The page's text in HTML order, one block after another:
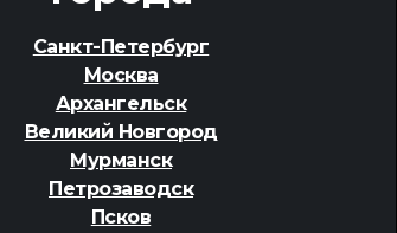
Санкт-Петербург
Москва
Архангельск
Великий Новгород
Мурманск
Петрозаводск
Псков